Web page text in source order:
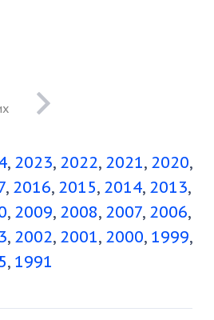
2023 2022 2021 2020
2016 2015 2014 2013
2009 2008 2007 2006
2002 2001 2000 1999
1991